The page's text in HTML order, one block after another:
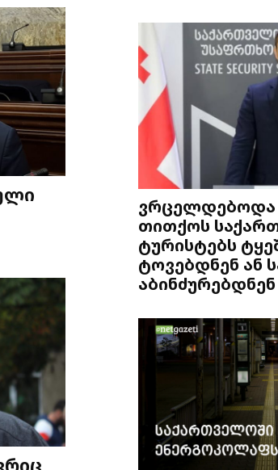
ვრცელდებოდა
თითქოს
ტურისტებს
ტოვებდნენ ან
აბინძურებდნენ